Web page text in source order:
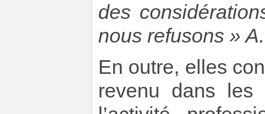
des
nous refusons »
En outre, elles
revenu dans les